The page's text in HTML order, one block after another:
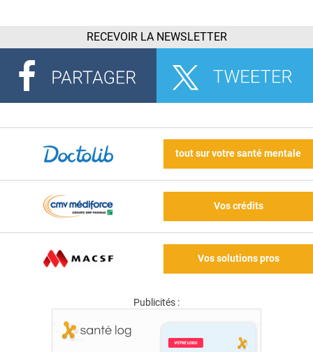
RECEVOIR LA NEWSLETTER
tout sur votre santé mentale
Vos crédits
Vos solutions pros
Publicités :